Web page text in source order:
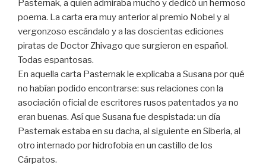
Pasternak, a quien admiraba mucho y dedicó un hermoso
poema. La carta era muy anterior al premio Nobel y al
vergonzoso escándalo y a las doscientas ediciones
piratas de Doctor Zhivago que surgieron en español.
Todas espantosas.
En aquella carta Pasternak le explicaba a Susana por qué
no habían podido encontrarse: sus relaciones con la
asociación oficial de escritores rusos patentados ya no
eran buenas. Así que Susana fue despistada: un día
Pasternak estaba en su dacha, al siguiente en Siberia, al
otro internado por hidrofobia en un castillo de los
Cárpatos.